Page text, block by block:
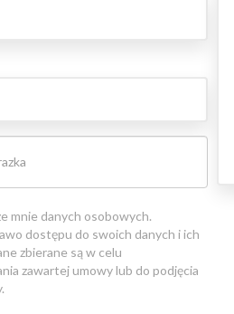
mnie danych osobowych.
dostępu do swoich danych i ich
zbierane są w celu
zawartej umowy lub do podjęcia